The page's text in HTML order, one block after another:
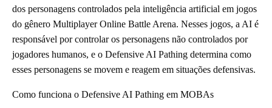
dos personagens controlados pela inteligência artificial em jogos
do gênero Multiplayer Online Battle Arena. Nesses jogos, a AI é
responsável por controlar os personagens não controlados por
jogadores humanos, e o Defensive AI Pathing determina como
esses personagens se movem e reagem em situações defensivas.
Como funciona o Defensive AI Pathing em MOBAs